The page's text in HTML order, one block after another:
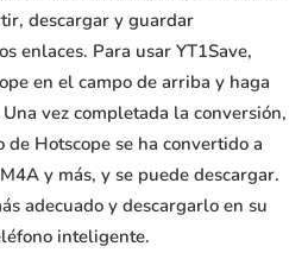
descargar y guardar
enlaces. Para usar YT1Save,
en el campo de arriba y haga
vez completada la conversión,
Hotscope se ha convertido a
y más, y se puede descargar.
adecuado y descargarlo en su
inteligente.